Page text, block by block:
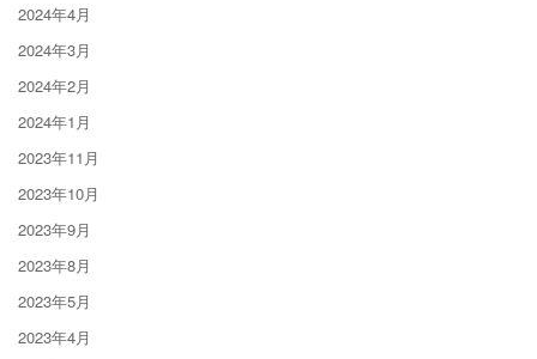
2024年4月
2024年3月
2024年2月
2024年1月
2023年11月
2023年10月
2023年9月
2023年8月
2023年5月
2023年4月